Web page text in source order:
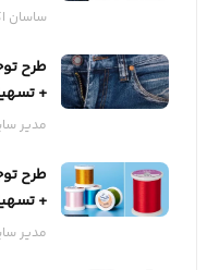
ساسان
طرح
+
مدیر
طرح
+
مدیر